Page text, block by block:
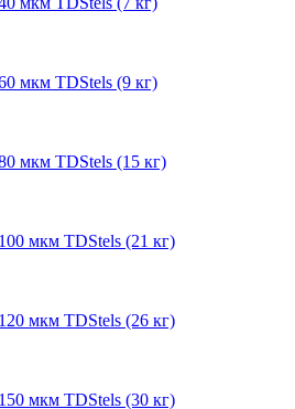
мкм TDStels (9 кг)
мкм TDStels (15 кг)
мкм TDStels (21 кг)
мкм TDStels (26 кг)
мкм TDStels (30 кг)